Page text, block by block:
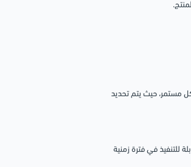
مستمر، حيث يتم تحديد
للتنفيذ في فترة زمنية